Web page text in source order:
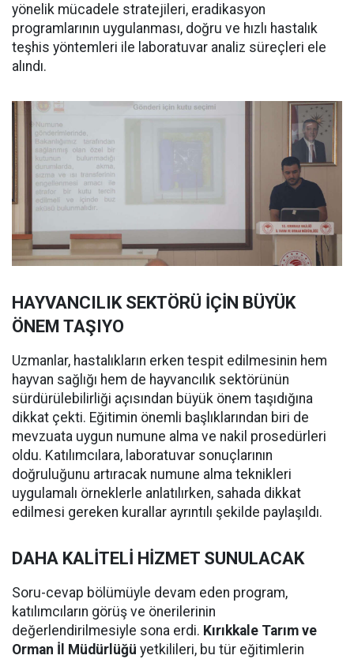
yönelik mücadele stratejileri, eradikasyon
programlarının uygulanması, doğru ve hızlı hastalık
teşhis yöntemleri ile laboratuvar analiz süreçleri ele
alındı.
HAYVANCILIK SEKTÖRÜ İÇİN BÜYÜK
ÖNEM TAŞIYO
Uzmanlar, hastalıkların erken tespit edilmesinin hem
hayvan sağlığı hem de hayvancılık sektörünün
sürdürülebilirliği açısından büyük önem taşıdığına
dikkat çekti. Eğitimin önemli başlıklarından biri de
mevzuata uygun numune alma ve nakil prosedürleri
oldu. Katılımcılara, laboratuvar sonuçlarının
doğruluğunu artıracak numune alma teknikleri
uygulamalı örneklerle anlatılırken, sahada dikkat
edilmesi gereken kurallar ayrıntılı şekilde paylaşıldı.
DAHA KALİTELİ HİZMET SUNULACAK
Soru-cevap bölümüyle devam eden program,
katılımcıların görüş ve önerilerinin
değerlendirilmesiyle sona erdi. Kırıkkale Tarım ve
Orman İl Müdürlüğü yetkilileri, bu tür eğitimlerin